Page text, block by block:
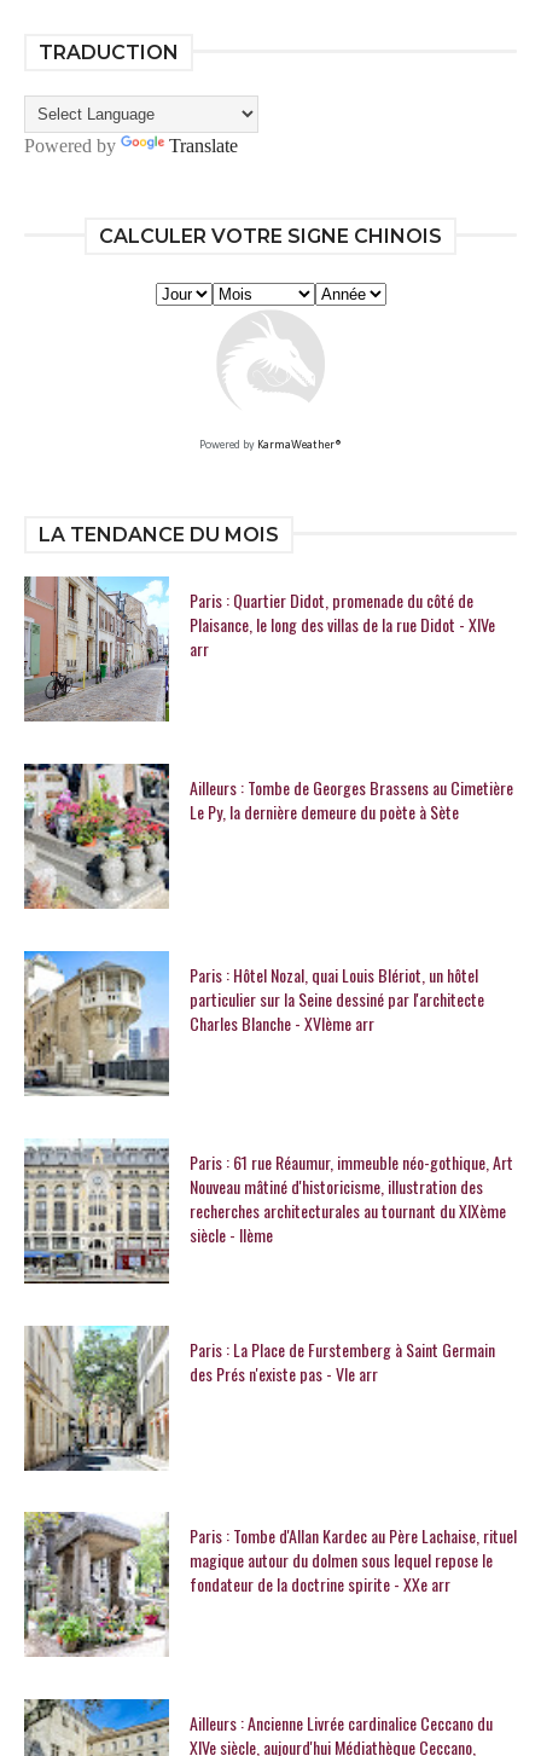
TRADUCTION
Powered by Translate
CALCULER VOTRE SIGNE CHINOIS
Powered by KarmaWeather®
LA TENDANCE DU MOIS
Paris : Quartier Didot, promenade du côté de
Plaisance, le long des villas de la rue Didot - XIVe
arr
Ailleurs : Tombe de Georges Brassens au Cimetière
Le Py, la dernière demeure du poète à Sète
Paris : Hôtel Nozal, quai Louis Blériot, un hôtel
particulier sur la Seine dessiné par l'architecte
Charles Blanche - XVIème arr
Paris : 61 rue Réaumur, immeuble néo-gothique, Art
Nouveau mâtiné d'historicisme, illustration des
recherches architecturales au tournant du XIXème
siècle - IIème
Paris : La Place de Furstemberg à Saint Germain
des Prés n'existe pas - VIe arr
Paris : Tombe d'Allan Kardec au Père Lachaise, rituel
magique autour du dolmen sous lequel repose le
fondateur de la doctrine spirite - XXe arr
Ailleurs : Ancienne Livrée cardinalice Ceccano du
XIVe siècle, aujourd'hui Médiathèque Ceccano,